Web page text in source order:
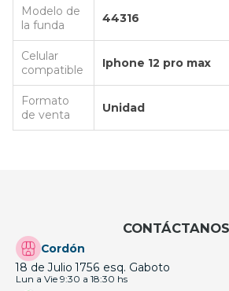
Modelo de
la funda
44316
Celular
compatible
Iphone 12 pro max
Formato
de venta
Unidad
CONTÁCTANOS
Cordón
18 de Julio 1756 esq. Gaboto
Lun a Vie 9:30 a 18:30 hs